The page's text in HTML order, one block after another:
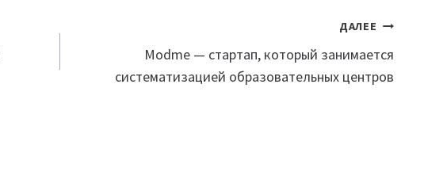
ДАЛЕЕ
Modme — стартап, который занимается
систематизацией образовательных центров